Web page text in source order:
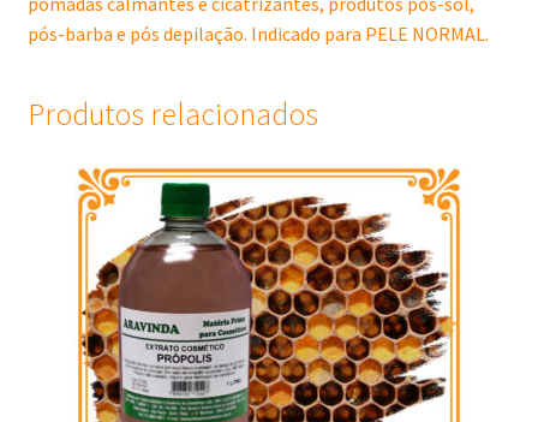
pós-barba e pós depilação. Indicado para PELE NORMAL.
Produtos relacionados